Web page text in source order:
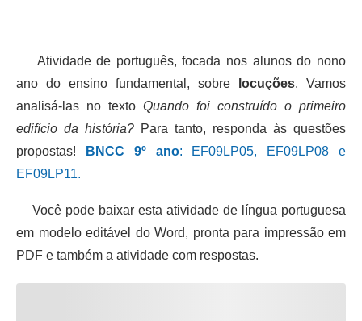
Atividade de português, focada nos alunos do nono
ano do ensino fundamental, sobre
locuções. Vamos
analisá-las no texto Quando foi construído o primeiro
edifício da história? Para tanto, responda às questões
propostas!
BNCC 9º ano: EF09LP05, EF09LP08 e
EF09LP11.
Você pode baixar esta atividade de língua portuguesa
em modelo editável do Word, pronta para impressão em
PDF e também a atividade com respostas.